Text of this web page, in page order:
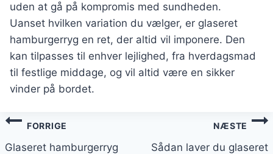
uden at gå på kompromis med sundheden.
Uanset hvilken variation du vælger, er glaseret
hamburgerryg en ret, der altid vil imponere. Den
kan tilpasses til enhver lejlighed, fra hverdagsmad
til festlige middage, og vil altid være en sikker
vinder på bordet.
Indlægsnavigation
FORRIGE
Glaseret hamburgerryg
NÆSTE
Sådan laver du glaseret